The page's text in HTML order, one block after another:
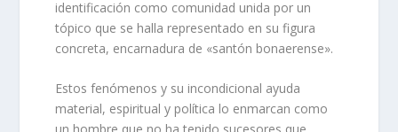
identificación como comunidad unida por un
tópico que se halla representado en su figura
concreta, encarnadura de «santón bonaerense».
Estos fenómenos y su incondicional ayuda
material, espiritual y política lo enmarcan como